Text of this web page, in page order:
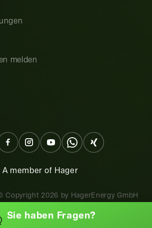
melden
A member of Hager
Copyright 2026 by HagerEnergy GmbH
Sie haben Fragen?